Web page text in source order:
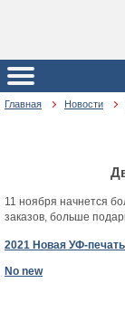
Главная Новости
11 ноября начнется
заказов, больше
2021 Новая УФ-
No new